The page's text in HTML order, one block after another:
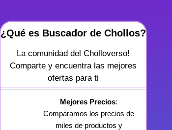
¿Qué es Buscador de Chollos?
La comunidad del Cholloverso!
Comparte y encuentra las mejores
ofertas para ti
Mejores Precios:
Comparamos los precios de
miles de productos y